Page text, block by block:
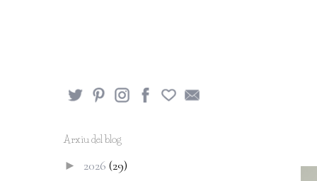
Arxiu del blog
► 2026 (29)